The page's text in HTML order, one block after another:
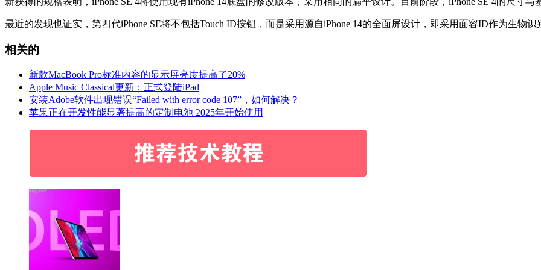
最近的发现也证实，第四代‌iPhone SE‌将不包括Touch ID按钮，而是采用源自‌iPhone 14‌的全面屏设计，即采用面容ID作为生物识
相关的
新款MacBook Pro标准内容的显示屏亮度提高了20%
Apple Music Classical更新：正式登陆iPad
安装Adobe软件出现错误“Failed with error code 107”，如何解决？
苹果正在开发性能显著提高的定制电池 2025年开始使用